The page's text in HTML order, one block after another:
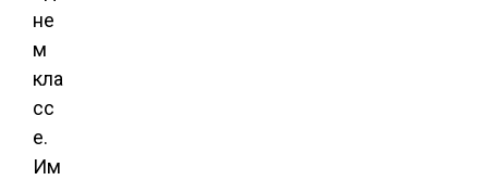
не
м
кла
сс
е.
Им